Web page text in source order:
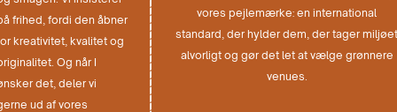
frihed, fordi den åbner
kreativitet, kvalitet og
Og når I
det, deler vi
ud af vores
vores pejlemærke: en international
standard, der hylder dem, der tager miljøet
alvorligt og gør det let at vælge grønnere
venues.